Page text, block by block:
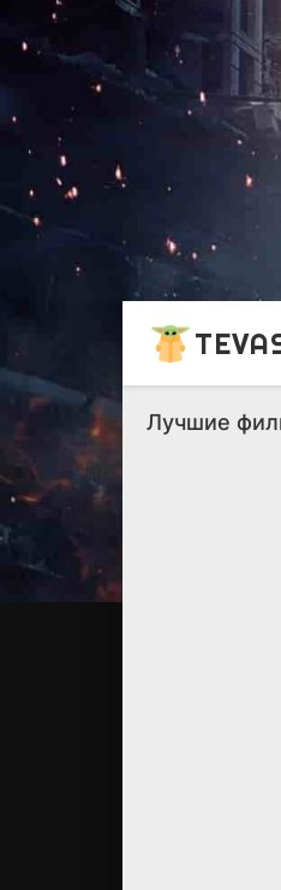
Лучшие